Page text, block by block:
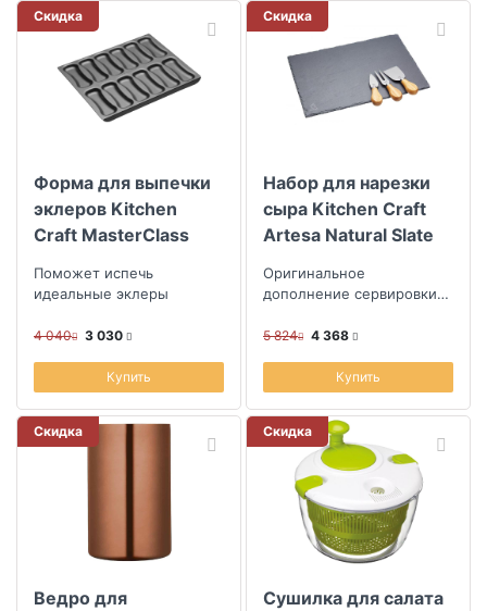
Скидка
Форма для выпечки
эклеров Kitchen
Craft MasterClass
Поможет испечь
идеальные эклеры
4 040 3 030
Купить
Скидка
Набор для нарезки
сыра Kitchen Craft
Artesa Natural Slate
Оригинальное
дополнение сервировки
5 824 4 368
Купить
Скидка
Ведро для
Скидка
Сушилка для салата